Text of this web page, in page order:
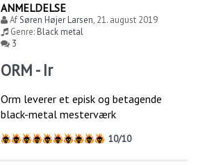
ANMELDELSE
AfSøren Højer Larsen, 21. august 2019
Genre:Black metal
3
ORM - Ir
Orm leverer et episk og betagende
black-metal mesterværk
10/10